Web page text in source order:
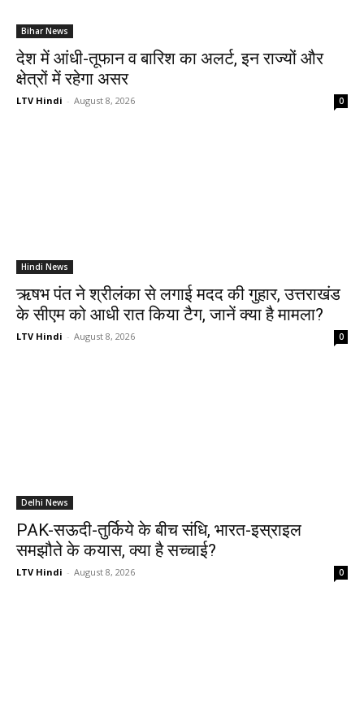
Bihar News
देश में आंधी-तूफान व बारिश का अलर्ट, इन राज्यों और
क्षेत्रों में रहेगा असर
LTV Hindi - August 8, 2026 0
Hindi News
ऋषभ पंत ने श्रीलंका से लगाई मदद की गुहार, उत्तराखंड
के सीएम को आधी रात किया टैग, जानें क्या है मामला?
LTV Hindi - August 8, 2026 0
Delhi News
PAK-सऊदी-तुर्किये के बीच संधि, भारत-इस्राइल
समझौते के कयास, क्या है सच्चाई?
LTV Hindi - August 8, 2026 0